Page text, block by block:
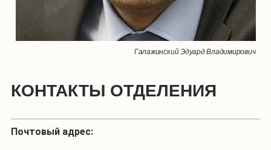
Галажинский Эдуард Владимирович
КОНТАКТЫ ОТДЕЛЕНИЯ
Почтовый адрес: